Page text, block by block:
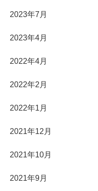
2023年7月
2023年4月
2022年4月
2022年2月
2022年1月
2021年12月
2021年10月
2021年9月